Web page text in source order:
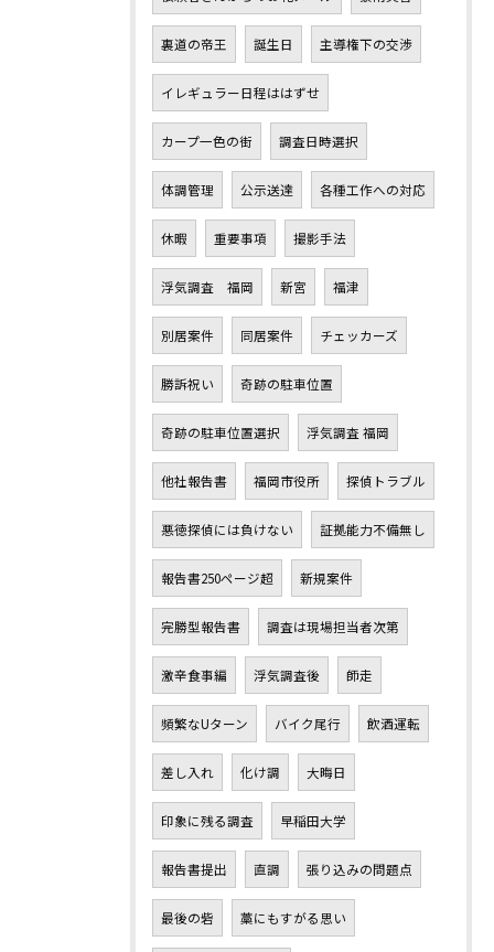
裏道の帝王 誕生日 主導権下の交渉
イレギュラー日程ははずせ
カープ一色の街 調査日時選択
体調管理 公示送達 各種工作への対応
休暇 重要事項 撮影手法
浮気調査 福岡 新宮 福津
別居案件 同居案件 チェッカーズ
勝訴祝い 奇跡の駐車位置
奇跡の駐車位置選択 浮気調査 福岡
他社報告書 福岡市役所 探偵トラブル
悪徳探偵には負けない 証拠能力不備無し
報告書250ページ超 新規案件
完勝型報告書 調査は現場担当者次第
激辛食事編 浮気調査後 師走
頻繁なUターン バイク尾行 飲酒運転
差し入れ 化け調 大晦日
印象に残る調査 早稲田大学
報告書提出 直調 張り込みの問題点
最後の砦 藁にもすがる思い